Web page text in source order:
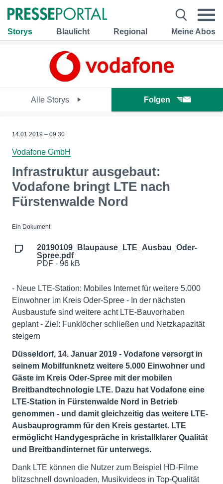
Storys Blaulicht Regional Meine Abos
Alle Storys Folgen
14.01.2019 – 09:30
Vodafone GmbH
Infrastruktur ausgebaut:
Vodafone bringt LTE nach
Fürstenwalde Nord
Ein Dokument
20190109_Blaupause_LTE_Ausbau_Oder-
Spree.pdf
PDF - 96 kB
- Neue LTE-Station: Mobiles Internet für weitere 5.000
Einwohner im Kreis Oder-Spree - In der nächsten
Ausbaustufe sind weitere acht LTE-Bauvorhaben
geplant - Ziel: Funklöcher schließen und Netzkapazität
steigern
Düsseldorf, 14. Januar 2019 - Vodafone versorgt in
seinem Mobilfunknetz weitere 5.000 Einwohner und
Gäste im Kreis Oder-Spree mit der mobilen
Breitbandtechnologie LTE. Dazu hat Vodafone eine
LTE-Station in Fürstenwalde Nord in Betrieb
genommen - und damit gleichzeitig das weitere LTE-
Ausbauprogramm für den Kreis gestartet. LTE
ermöglicht Handygespräche in kristallklarer Qualität
und Breitbandinternet für unterwegs.
Dank LTE können die Nutzer zum Beispiel HD-Filme
blitzschnell downloaden, Musikvideos in Top-Qualität